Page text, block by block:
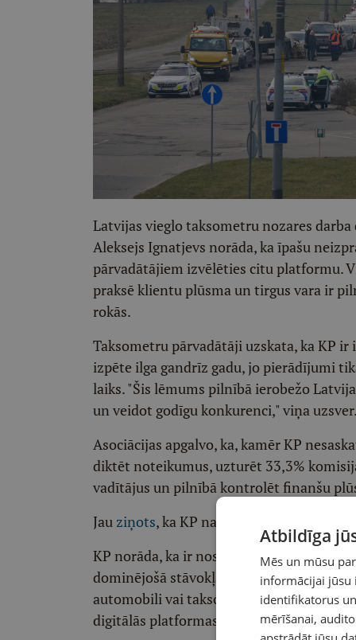
Latvijas vieglo taksometru nozares
Aleksejs Ignatjevs norāda, ka īpašu
pārvadātājiem izvēlēties citu platformu.
praksē klientu plūsma un tirgus vara ir
rokās.
Taksometru pārvadātāji uzskata, ka KP
izpēte ilga gandrīz gadu, jo pierādījumi
laiks. "Šis lēmums pilnībā ierobežo
un veidot godīgu konkurenci," viņa uzsver.
Asociācijas apgalvo, ka, kamēr KP
diktēt noteikumus, uzturēt 33,3%
vadītājus un pilnībā kontrolēt finanšu
Jau ziņots, ka KP nav konstatējusi "Bolt"
KP norāda, ka ir noslēgusi izpēti par
dominējošā stāvokļa ļaunprātīgu
automobili vai taksometru pakalpojumu
digitālās platformas jeb mobilās
Atbildīga
Mēs un mūsu
informācijai jūsu
identifikatorus
mērīšanai,